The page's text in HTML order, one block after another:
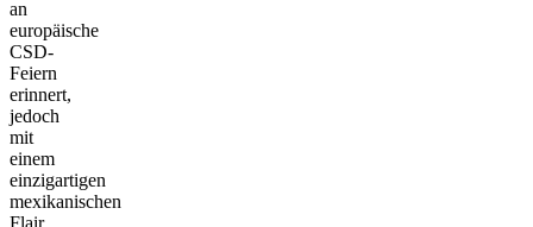
an
europäische
CSD-
Feiern
erinnert,
jedoch
mit
einem
einzigartigen
mexikanischen
Flair